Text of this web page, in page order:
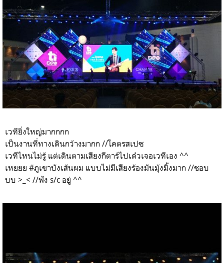
เวทียิ่งใหญ่มากกกก
เป็นงานที่ทางเดินกว้างมากก //โคตรสเปซ
เวทีไหนไม่รู้ แต่เดินตามเสียงกีตาร์ไปเด๋วเจอเวทีเอง ^^
เหยยย #ภูเขาบังเส้นผม แบบไม่มีเสียงร้องมันมุ้งมิ้งมาก //ชอบ
บบ >_< //ฟัง s/c อยู่ ^^